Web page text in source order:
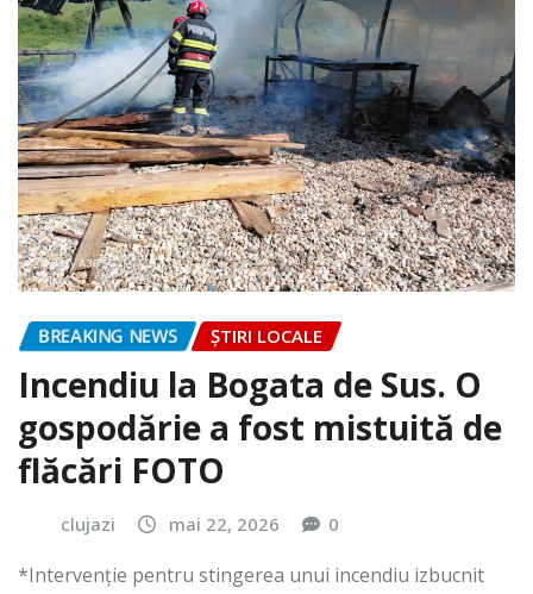
BREAKING NEWS ȘTIRI LOCALE
Incendiu la Bogata de Sus. O
gospodărie a fost mistuită de
flăcări FOTO
clujazi mai 22, 2026 0
*Intervenție pentru stingerea unui incendiu izbucnit